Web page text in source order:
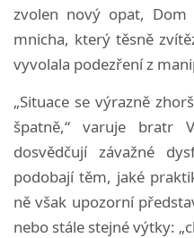
zvolen nový opat, Dom
mnicha, který těsně
vyvolala podezření z
„Situace se výrazně
špatně,“ varuje bratr
dosvědčují závažné
podobají těm, jaké
ně však upozorní
nebo stále stejné výtky: